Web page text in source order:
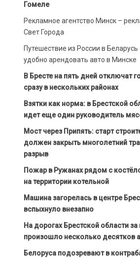
Гомеле
Рекламное агентство Минск –
Свет Города
Путешествие из России в
удобно арендовать авто в Минске
В Бресте на пять дней отключат
сразу в нескольких районах
Взятки как норма: в Брестской
идет еще один руководитель
Мост через Припять: старт
должен закрыть многолетний
разрыв
Пожар в Ружанах рядом с
на территории котельной
Машина загорелась в центре
вспыхнуло внезапно
На дорогах Брестской области
произошло несколько десятков
Белоруса подозревают в